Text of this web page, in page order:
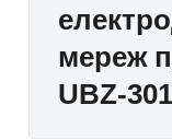
мереж
UBZ-